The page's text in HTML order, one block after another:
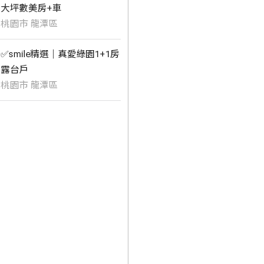
大坪數美房+車
桃園市 龍潭區
✅️smile精選｜真愛綠園1+1房
露台戶
桃園市 龍潭區